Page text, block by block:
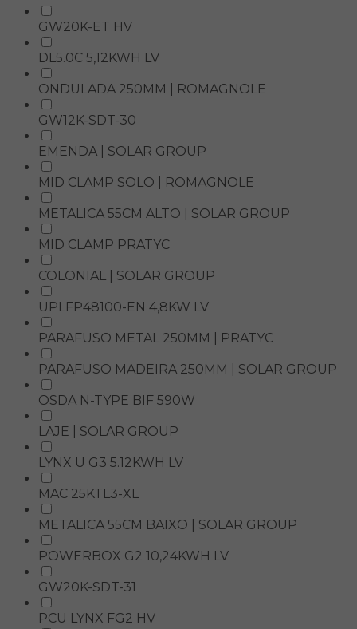
GW20K-ET HV
DL5.0C 5,12KWH LV
ONDULADA 250MM | ROMAGNOLE
GW12K-SDT-30
EMENDA | SOLAR GROUP
MID CLAMP SOLO | ROMAGNOLE
METALICA 55CM ALTO | SOLAR GROUP
MID CLAMP PRATYC
COLONIAL | SOLAR GROUP
UPLFP48100-EN 4,8KW LV
PARAFUSO METAL 250MM | PRATYC
PARAFUSO MADEIRA 250MM | SOLAR GROUP
OSDA N-TYPE BIF 590W
LAJE | SOLAR GROUP
LYNX U G3 5.12KWH LV
MAC 25KTL3-XL
METALICA 55CM BAIXO | SOLAR GROUP
POWERBOX G2 10,24KWH LV
GW20K-SDT-31
PCU LYNX FG2 HV